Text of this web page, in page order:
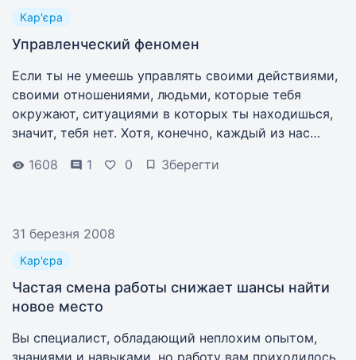
Кар'єра
Управленческий феномен
Если ты не умеешь управлять своими действиями,
своими отношениями, людьми, которые тебя
окружают, ситуациями в которых ты находишься,
значит, тебя нет. Хотя, конечно, каждый из нас
1608
1 0 Зберегти
31 березня 2008
Кар'єра
Частая смена работы снижает шансы найти
новое место
Вы специалист, обладающий неплохим опытом,
знаниями и навыками, но работу вам приходилось